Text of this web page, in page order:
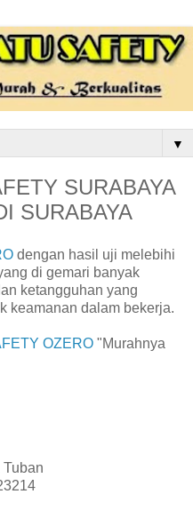
▼
SURABAYA
SURABAYA
dengan hasil uji melebihi
di gemari banyak
ketangguhan yang
keamanan dalam bekerja.
OZERO "Murahnya